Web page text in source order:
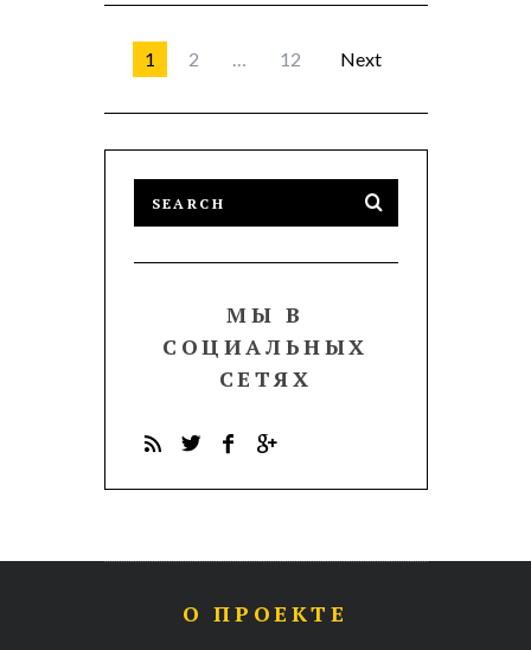
1 2 … 12 Next
МЫ В
СОЦИАЛЬНЫХ
СЕТЯХ
О ПРОЕКТЕ